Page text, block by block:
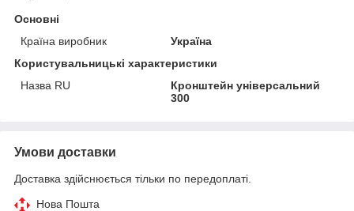
Основні
Країна виробник
Україна
Користувальницькі характеристики
Назва RU
Кронштейн універсальний
300
Умови доставки
Доставка здійснюється тільки по передоплаті.
Нова Пошта